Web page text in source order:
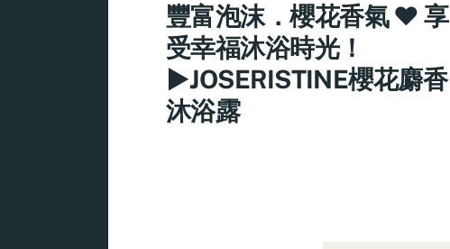
豐富泡沫．櫻花香氣 ♥ 享
受幸福沐浴時光！
►JOSERISTINE櫻花麝香
沐浴露